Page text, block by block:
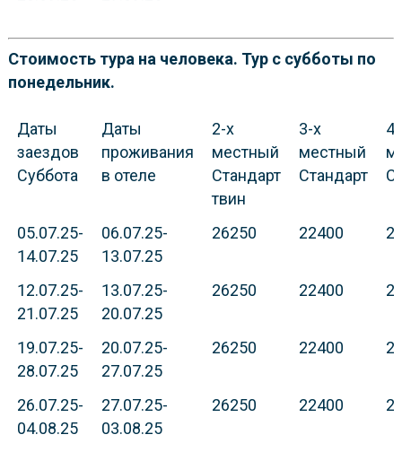
Стоимость тура на человека. Тур с субботы по
понедельник.
Даты
заездов
Суббота
Даты
проживания
в отеле
2-х
местный
Стандарт
твин
3-х
местный
Стандарт
05.07.25-
14.07.25
06.07.25-
13.07.25
26250 22400
12.07.25-
21.07.25
13.07.25-
20.07.25
26250 22400
19.07.25-
28.07.25
20.07.25-
27.07.25
26250 22400
26.07.25-
04.08.25
27.07.25-
03.08.25
26250 22400